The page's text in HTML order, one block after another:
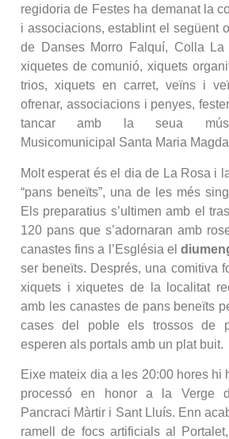
regidoria de Festes ha demanat la
i associacions, establint el següent
de Danses Morro Falquí, Colla La
xiquetes de comunió, xiquets
trios, xiquets en carret, veïns i
ofrenar, associacions i penyes,
tancar amb la seua
Musicomunicipal Santa Maria
Molt esperat és el dia de La Rosa i
“pans beneïts”, una de les més
Els preparatius s’ultimen amb el
120 pans que s’adornaran amb
canastes fins a l’Església el
ser beneïts. Després, una comitiva
xiquets i xiquetes de la localitat
amb les canastes de pans beneïts
cases del poble els trossos de
esperen als portals amb un plat buit.
Eixe mateix dia a les 20:00 hores hi
processó en honor a la Verge
Pancraci Màrtir i Sant Lluís. Enn
ramell de focs artificials al